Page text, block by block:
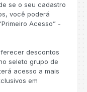
se o seu cadastro
você poderá
Acesso” -
descontos
seleto grupo de
acesso a mais
em